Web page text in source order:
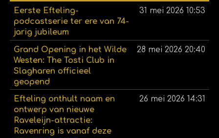
Eerste Efteling-
podcastserie ter ere van 74-
jarig jubileum
31 mei 2026 10:53
Grand Opening in het Wilde
Westen: The Tosti Club in
Slagharen officieel
geopend
28 mei 2026 20:40
Efteling onthult naam en
ontwerp van nieuwe
Raveleijn-attractie:
Ravenring is vanaf deze
26 mei 2026 14:31